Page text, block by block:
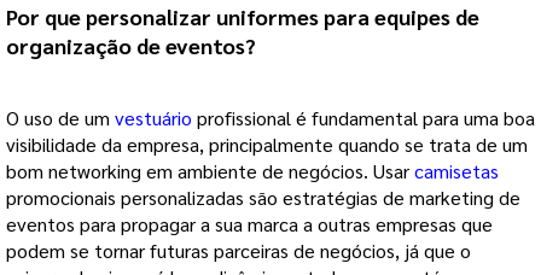
Por que personalizar uniformes para equipes de
organização de eventos?
O uso de um vestuário profissional é fundamental para uma boa
visibilidade da empresa, principalmente quando se trata de um
bom networking em ambiente de negócios. Usarcamisetas
promocionais personalizadas são estratégias de marketing de
eventos para propagar a sua marca a outras empresas que
podem se tornar futuras parceiras de negócios, já que o